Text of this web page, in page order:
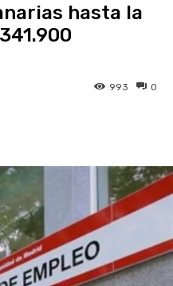
hasta la
0
993